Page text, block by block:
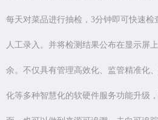
每天对菜品进行抽检，3分钟即可快速
人工录入。并将检测结果公布在显示屏
余。不仅具有管理高效化、监管精准化
化等多种智慧化的软硬件服务功能升级